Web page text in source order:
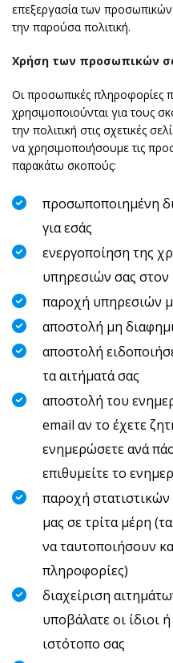
επεξεργασία των
την παρούσα πολιτική.
Χρήση των προσωπικών
Οι προσωπικές πληροφορίες
χρησιμοποιούνται για τους
την πολιτική στις σχετικές
να χρησιμοποιήσουμε τις
παρακάτω σκοπούς:
προσωποποιημένη
για εσάς
ενεργοποίηση της
υπηρεσιών σας στον
παροχή υπηρεσιών
αποστολή μη
αποστολή
τα αιτήματά σας
αποστολή του
email αν το έχετε
ενημερώσετε ανά
επιθυμείτε το
παροχή
μας σε τρίτα μέρη
να ταυτοποιήσουν
πληροφορίες)
διαχείριση
υποβάλατε οι ίδιοι
ιστότοπο σας